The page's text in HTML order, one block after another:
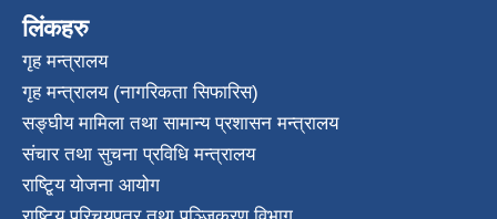
लिंकहरु
गृह मन्त्रालय
गृह मन्त्रालय (नागरिकता सिफारिस)
सङ्घीय मामिला तथा सामान्य प्रशासन मन्त्रालय
संचार तथा सुचना प्रविधि मन्त्रालय
राष्टि्ृय योजना आयोग